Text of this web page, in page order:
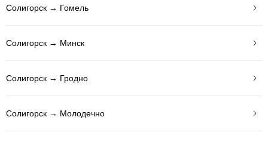
Солигорск → Гомель
Солигорск → Минск
Солигорск → Гродно
Солигорск → Молодечно